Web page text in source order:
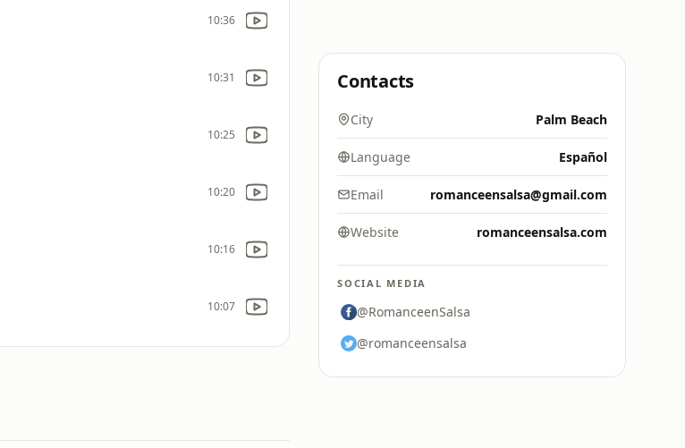
10:36
10:31
10:25
10:20
10:16
10:07
Contacts
City Palm Beach
Language Español
Email romanceensalsa@gmail.com
Website romanceensalsa.com
SOCIAL MEDIA
@RomanceenSalsa
@romanceensalsa